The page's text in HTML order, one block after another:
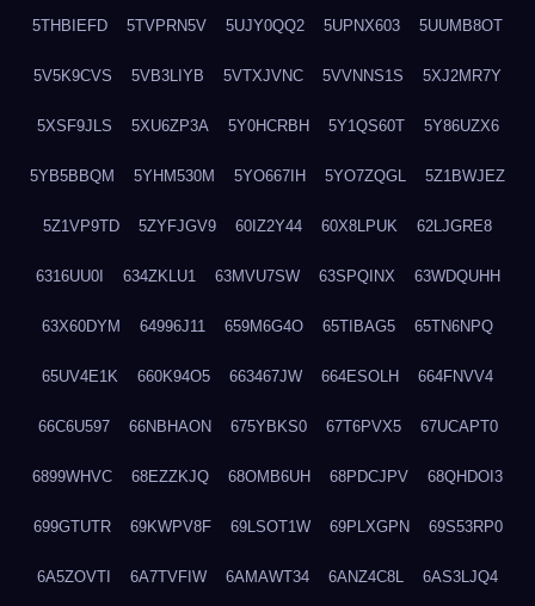
5THBIEFD 5TVPRN5V 5UJY0QQ2 5UPNX603 5UUMB8OT
5V5K9CVS 5VB3LIYB 5VTXJVNC 5VVNNS1S 5XJ2MR7Y
5XSF9JLS 5XU6ZP3A 5Y0HCRBH 5Y1QS60T 5Y86UZX6
5YB5BBQM 5YHM530M 5YO667IH 5YO7ZQGL 5Z1BWJEZ
5Z1VP9TD 5ZYFJGV9 60IZ2Y44 60X8LPUK 62LJGRE8
6316UU0I 634ZKLU1 63MVU7SW 63SPQINX 63WDQUHH
63X60DYM 64996J11 659M6G4O 65TIBAG5 65TN6NPQ
65UV4E1K 660K94O5 663467JW 664ESOLH 664FNVV4
66C6U597 66NBHAON 675YBKS0 67T6PVX5 67UCAPT0
6899WHVC 68EZZKJQ 68OMB6UH 68PDCJPV 68QHDOI3
699GTUTR 69KWPV8F 69LSOT1W 69PLXGPN 69S53RP0
6A5ZOVTI 6A7TVFIW 6AMAWT34 6ANZ4C8L 6AS3LJQ4